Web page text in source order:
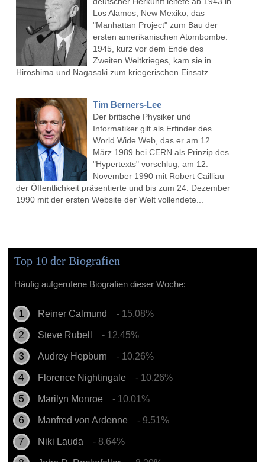
Los Alamos, New Mexiko, das
"Manhattan Project" zum Bau der
ersten amerikanischen Atombombe.
1945, kurz vor dem Ende des
Zweiten Weltkrieges, kam sie in
Hiroshima und Nagasaki zum kriegerischen Einsatz...
Tim Berners-Lee
Der britische Physiker und
Informatiker gilt als Erfinder des
World Wide Web, das er am 12.
März 1989 bei CERN als Prinzip des
"Hypertexts" vorschlug, am 12.
November 1990 mit Robert Cailliau
der Öffentlichkeit präsentierte und bis zum 24. Dezember
1990 mit der ersten Website der Welt vollendete...
Top 10 der Biografien
Häufig aufgerufene Biografien dieser Woche:
Reiner Calmund - 15.08%
Steve Rubell - 12.45%
Audrey Hepburn - 10.26%
Florence Nightingale - 10.26%
Marilyn Monroe - 10.01%
Manfred von Ardenne - 9.51%
Niki Lauda - 8.64%